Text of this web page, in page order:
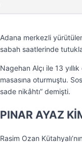
Adana merkezli
sabah saatlerinde
Nagehan Alçı ile 13
masasına oturmuştu.
sade nikâhtı” demişti.
PINAR AYAZ
Rasim Ozan